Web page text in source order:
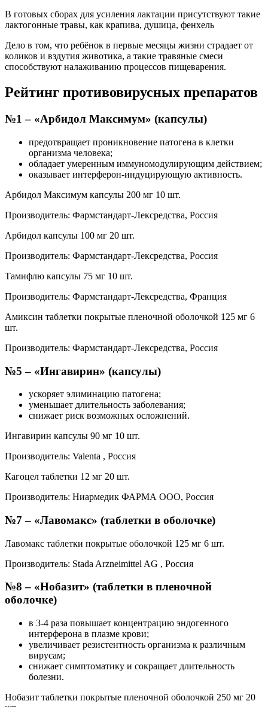
В готовых сборах для усиления лактации присутствуют такие
лактогонные травы, как крапива, душица, фенхель
Дело в том, что ребёнок в первые месяцы жизни страдает от
коликов и вздутия животика, а такие травяные смеси
способствуют налаживанию процессов пищеварения.
Рейтинг противовирусных препаратов
№1 – «Арбидол Максимум» (капсулы)
предотвращает проникновение патогена в клетки
организма человека;
обладает умеренным иммуномодулирующим действием;
оказывает интерферон-индуцирующую активность.
Арбидол Максимум капсулы 200 мг 10 шт.
Производитель: Фармстандарт-Лексредства, Россия
Арбидол капсулы 100 мг 20 шт.
Производитель: Фармстандарт-Лексредства, Россия
Тамифлю капсулы 75 мг 10 шт.
Производитель: Фармстандарт-Лексредства, Франция
Амиксин таблетки покрытые пленочной оболочкой 125 мг 6
шт.
Производитель: Фармстандарт-Лексредства, Россия
№5 – «Ингавирин» (капсулы)
ускоряет элиминацию патогена;
уменьшает длительность заболевания;
снижает риск возможных осложнений.
Ингавирин капсулы 90 мг 10 шт.
Производитель: Valenta , Россия
Кагоцел таблетки 12 мг 20 шт.
Производитель: Ниармедик ФАРМА ООО, Россия
№7 – «Лавомакс» (таблетки в оболочке)
Лавомакс таблетки покрытые оболочкой 125 мг 6 шт.
Производитель: Stada Arzneimittel AG , Россия
№8 – «Нобазит» (таблетки в пленочной
оболочке)
в 3-4 раза повышает концентрацию эндогенного
интерферона в плазме крови;
увеличивает резистентность организма к различным
вирусам;
снижает симптоматику и сокращает длительность
болезни.
Нобазит таблетки покрытые пленочной оболочкой 250 мг 20